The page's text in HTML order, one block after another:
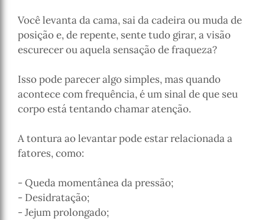
Você levanta da cama, sai da cadeira ou muda de
posição e, de repente, sente tudo girar, a visão
escurecer ou aquela sensação de fraqueza?
Isso pode parecer algo simples, mas quando
acontece com frequência, é um sinal de que seu
corpo está tentando chamar atenção.
A tontura ao levantar pode estar relacionada a
fatores, como:
- Queda momentânea da pressão;
- Desidratação;
- Jejum prolongado;